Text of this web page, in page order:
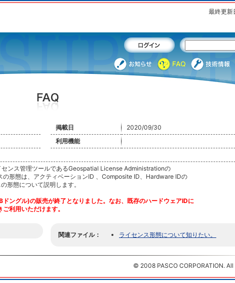
最終更
掲載日
2020/09/30
利用機能
センス管理ツールであるGeospatial License Administrationの
の形態は、アクティベーションID 、Composite ID、Hardware IDの
形態について説明します。
ングル)の販売が終了となりました。なお、既存のハードウェアIDに
利用いただけます。
関連ファイル： ライセンス形態について知りたい。
© 2008 PASCO CORPORATION.